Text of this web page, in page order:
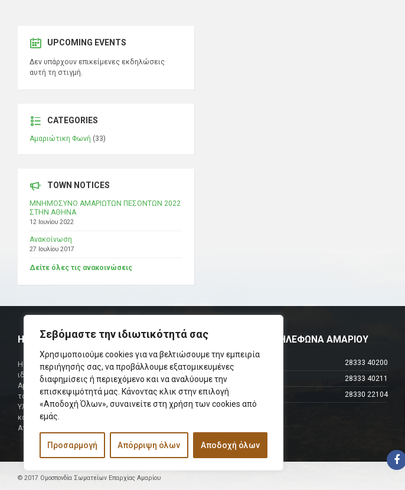
Σεβόμαστε την ιδιωτικότητά σας
Χρησιμοποιούμε cookies για να βελτιώσουμε την εμπειρία
περιήγησής σας, να προβάλλουμε εξατομικευμένες
διαφημίσεις ή περιεχόμενο και να αναλύουμε την
επισκεψιμότητά μας. Κάνοντας κλικ στην επιλογή
«Αποδοχή Όλων», συναινείτε στη χρήση των cookies από
εμάς.
Προσαρμογή Απόρριψη όλων Αποδοχή όλων
UPCOMING EVENTS
Δεν υπάρχουν επικείμενες εκδηλώσεις
αυτή τη στιγμή.
CATEGORIES
Αμαριώτικη Φωνή (33)
TOWN NOTICES
ΜΝΗΜΟΣΥΝΟ ΑΜΑΡΙΩΤΩΝ ΠΕΣΟΝΤΩΝ 2022
ΣΤΗΝ ΑΘΗΝΑ
12 Ιουνίου 2022
Ανακοίνωση
27 Ιουλίου 2017
Δείτε όλες τις ανακοινώσεις
Η ΟΜΟΣΠΟΝΔΙΑ
Η Ομοσπονδία Σωματείων Επαρχίας Αμαρίου
ιδρύθηκε και πήρε τη θέση της Ένωσης
Αμαριωτών, που λειτουργούσε από το 1966 μέχρι
το 1984.
Υλοποιήθηκε σε συνεργασία των μελών του Δ.Σ
και των Δ.Σ των Αμαριώτικων Σωματείων της
Αττικής.
ΧΡΗΣΙΜΑ ΤΗΛΕΦΩΝΑ ΑΜΑΡΙΟΥ
Τηλεφωνικό Κέντρο
28333 40200
Δήμαρχος
28333 40211
Φαξ
28330 22104
© 2017 Ομοσπονδία Σωματείων Επαρχίας Αμαρίου